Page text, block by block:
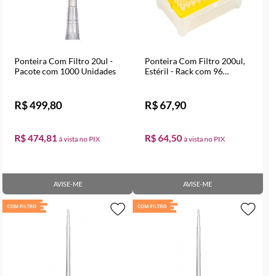
Ponteira Com Filtro 20ul -
Pacote com 1000 Unidades
R$ 474,81
R$ 499,80
AVISE-ME
Ponteira Com Filtro 200ul,
Estéril - Rack com 96
R$ 64,50
R$ 67,90
AVISE-ME